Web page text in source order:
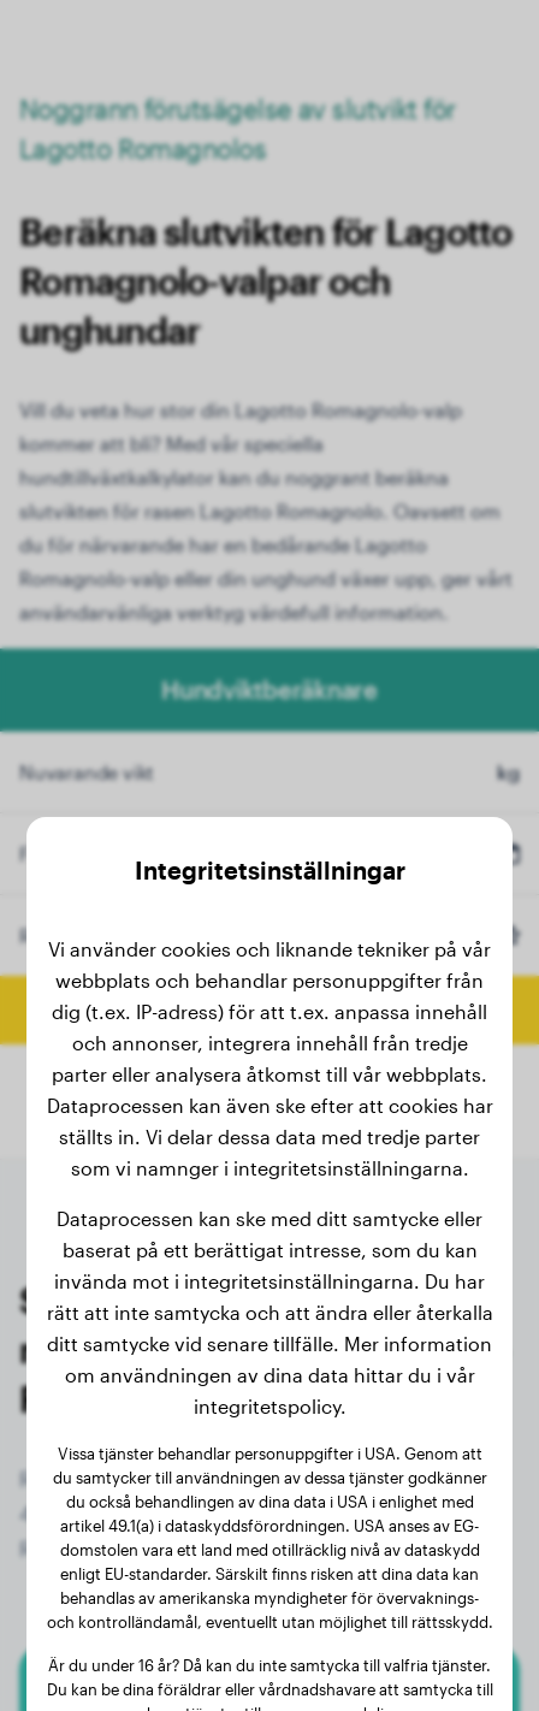
Noggrann förutsägelse av slutvikt för
Lagotto Romagnolos
Beräkna slutvikten för Lagotto
Romagnolo-valpar och
unghundar
Vill du veta hur stor din Lagotto Romagnolo-valp
kommer att bli? Med vår speciella
hundtillväxtkalkylator kan du noggrant beräkna
slutvikten för rasen Lagotto Romagnolo. Oavsett om
du för närvarande har en bedårande Lagotto
Romagnolo-valp eller din unghund växer upp, ger vårt
användarvänliga verktyg värdefull information.
Hundviktberäknare
Nuvarande vikt kg
Födelsedatum
Ras
Beräkna slutvikt
Senaste vägningarna av
registrerade ägare av Lagotto
Romagnolo
Registrera dig nu gratis och få tillgång till alla
438 registrerade hundar av rasen Lagotto
Romagnolo!
Lagotto Romagnolo
Integritetsinställningar
Vi använder cookies och liknande tekniker på vår
webbplats och behandlar personuppgifter från
dig (t.ex. IP-adress) för att t.ex. anpassa innehåll
och annonser, integrera innehåll från tredje
parter eller analysera åtkomst till vår webbplats.
Dataprocessen kan även ske efter att cookies har
ställts in. Vi delar dessa data med tredje parter
som vi namnger i integritetsinställningarna.
Dataprocessen kan ske med ditt samtycke eller
baserat på ett berättigat intresse, som du kan
invända mot i integritetsinställningarna. Du har
rätt att inte samtycka och att ändra eller återkalla
ditt samtycke vid senare tillfälle. Mer information
om användningen av dina data hittar du i vår
integritetspolicy.
Vissa tjänster behandlar personuppgifter i USA. Genom att
du samtycker till användningen av dessa tjänster godkänner
du också behandlingen av dina data i USA i enlighet med
artikel 49.1(a) i dataskyddsförordningen. USA anses av EG-
domstolen vara ett land med otillräcklig nivå av dataskydd
enligt EU-standarder. Särskilt finns risken att dina data kan
behandlas av amerikanska myndigheter för övervaknings-
och kontrolländamål, eventuellt utan möjlighet till rättsskydd.
Är du under 16 år? Då kan du inte samtycka till valfria tjänster.
Du kan be dina föräldrar eller vårdnadshavare att samtycka till